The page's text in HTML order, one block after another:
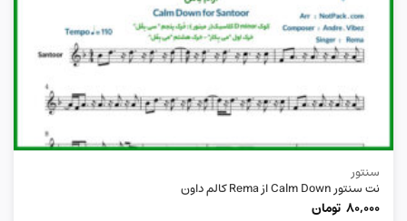
سنتور
نت سنتور Calm Down از Rema کالم داون
80,000 تومان